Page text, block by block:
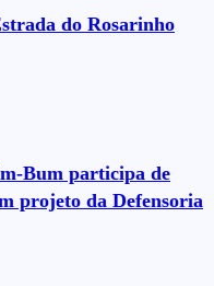
do Rosarinho
Bum participa de
projeto da Defensoria